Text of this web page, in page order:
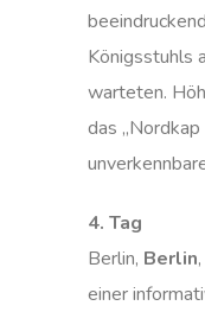
Königsstuhls
warteten.
das
4. Tag
Berlin, Berlin
einer